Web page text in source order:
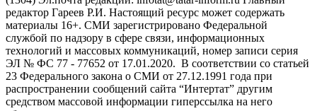
редактор Гареев Р.И. Настоящий ресурс может содержать
материалы 16+. СМИ зарегистрировано Федеральной
службой по надзору в сфере связи, информационных
технологий и массовых коммуникаций, номер записи серия
ЭЛ № ФС 77 - 77652 от 17.01.2020. В соответствии со статьей
23 Федерального закона о СМИ от 27.12.1991 года при
распространении сообщений сайта “Интертат” другим
средством массовой информации гиперссылка на него